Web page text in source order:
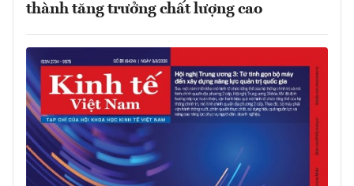
thành tăng trưởng chất lượng cao